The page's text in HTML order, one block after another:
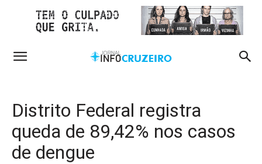
Distrito Federal registra
queda de 89,42% nos casos
de dengue